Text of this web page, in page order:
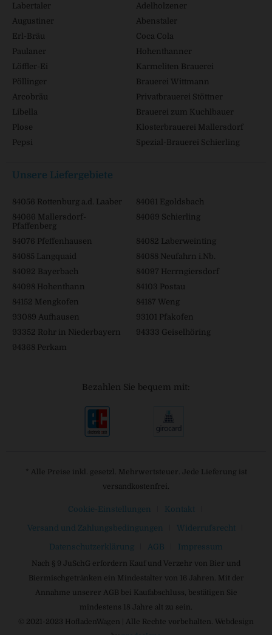
Labertaler
Adelholzener
Augustiner
Abenstaler
Erl-Bräu
Coca Cola
Paulaner
Hohenthanner
Löffler-Ei
Karmeliten Brauerei
Pöllinger
Brauerei Wittmann
Arcobräu
Privatbrauerei Stöttner
Libella
Brauerei zum Kuchlbauer
Plose
Klosterbrauerei Mallersdorf
Pepsi
Spezial-Brauerei Schierling
Unsere Liefergebiete
84056 Rottenburg a.d. Laaber
84061 Egoldsbach
84066 Mallersdorf-
Pfaffenberg
84069 Schierling
84076 Pfeffenhausen
84082 Laberweinting
84085 Langquaid
84088 Neufahrn i.Nb.
84092 Bayerbach
84097 Herrngiersdorf
84098 Hohenthann
84103 Postau
84152 Mengkofen
84187 Weng
93089 Aufhausen
93101 Pfakofen
93352 Rohr in Niederbayern
94333 Geiselhöring
94368 Perkam
Bezahlen Sie bequem mit:
* Alle Preise inkl. gesetzl. Mehrwertsteuer. Jede Lieferung ist
versandkostenfrei.
Cookie-Einstellungen Kontakt
Versand und Zahlungsbedingungen Widerrufsrecht
Datenschutzerklärung AGB Impressum
Nach § 9 JuSchG erfordern Kauf und Verzehr von Bier und
Biermischgetränken ein Mindestalter von 16 Jahren. Mit der
Annahme unserer AGB bei Kaufabschluss, bestätigen Sie
mindestens 18 Jahre alt zu sein.
© 2021-2023 HofladenWagen | Alle Rechte vorbehalten. Webdesign